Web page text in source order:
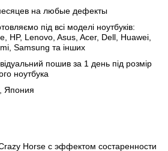
на любые дефекты
під всі моделі ноутбуків:
HP, Lenovo, Asus, Acer, Dell, Huawei,
Samsung та інших
пошив за 1 день під розмір
ноутбука
Япония
Horse с эффектом состаренности